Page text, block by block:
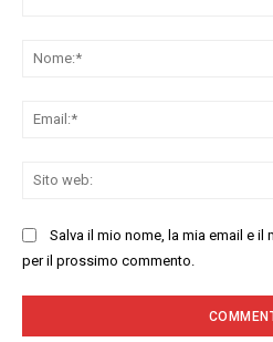
Salva il mio nome, la mia email e
per il prossimo commento.